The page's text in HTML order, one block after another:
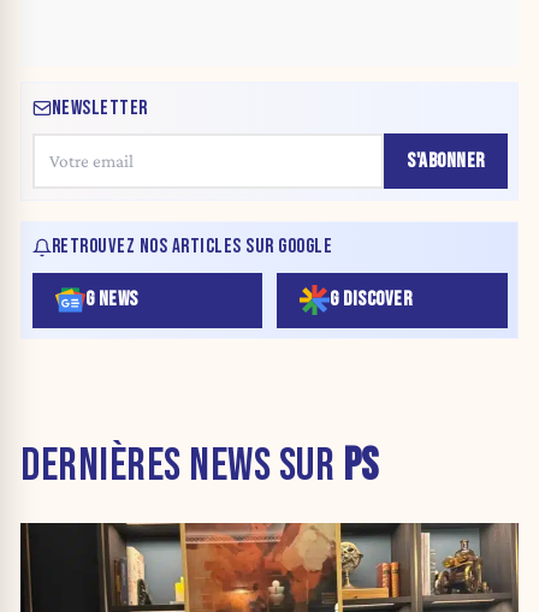
NEWSLETTER
S'ABONNER
RETROUVEZ NOS ARTICLES SUR GOOGLE
G NEWS G DISCOVER
DERNIÈRES NEWS SUR PS